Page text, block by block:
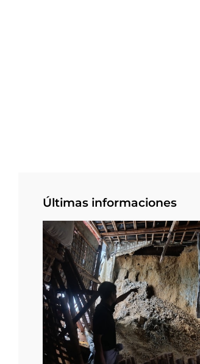
Últimas informaciones